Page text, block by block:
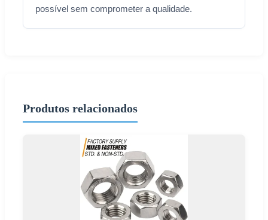
possível sem comprometer a qualidade.
Produtos relacionados